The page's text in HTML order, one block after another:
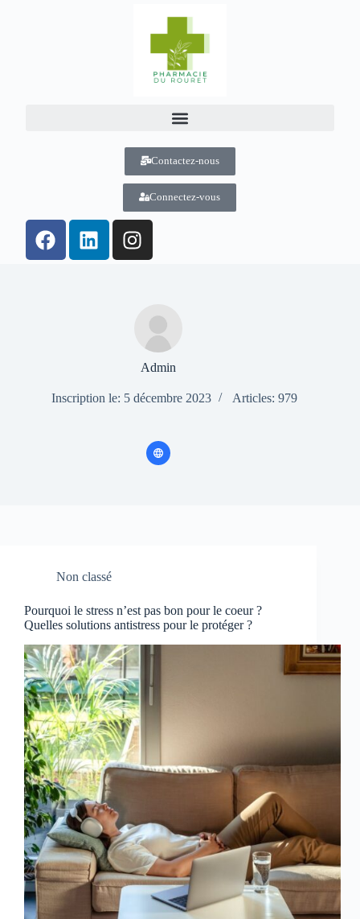
Contactez-nous
Connectez-vous
Admin
Inscription le: 5 décembre 2023 Articles: 979
Non classé
Pourquoi le stress n’est pas bon pour le coeur ?
Quelles solutions antistress pour le protéger ?